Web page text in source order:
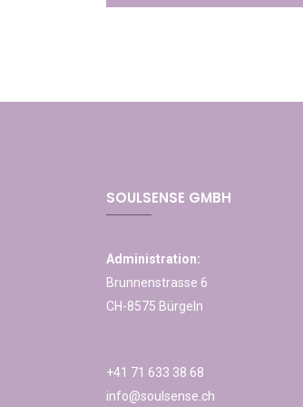
SOULSENSE GMBH
Administration:
Brunnenstrasse 6
CH-8575 Bürgeln
+41 71 633 38 68
info@soulsense.ch